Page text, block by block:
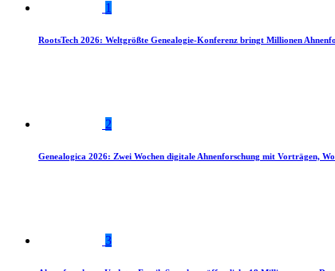
1
RootsTech 2026: Weltgrößte Genealogie-Konferenz bringt Millionen
2
Genealogica 2026: Zwei Wochen digitale Ahnenforschung mit Vorträgen,
3